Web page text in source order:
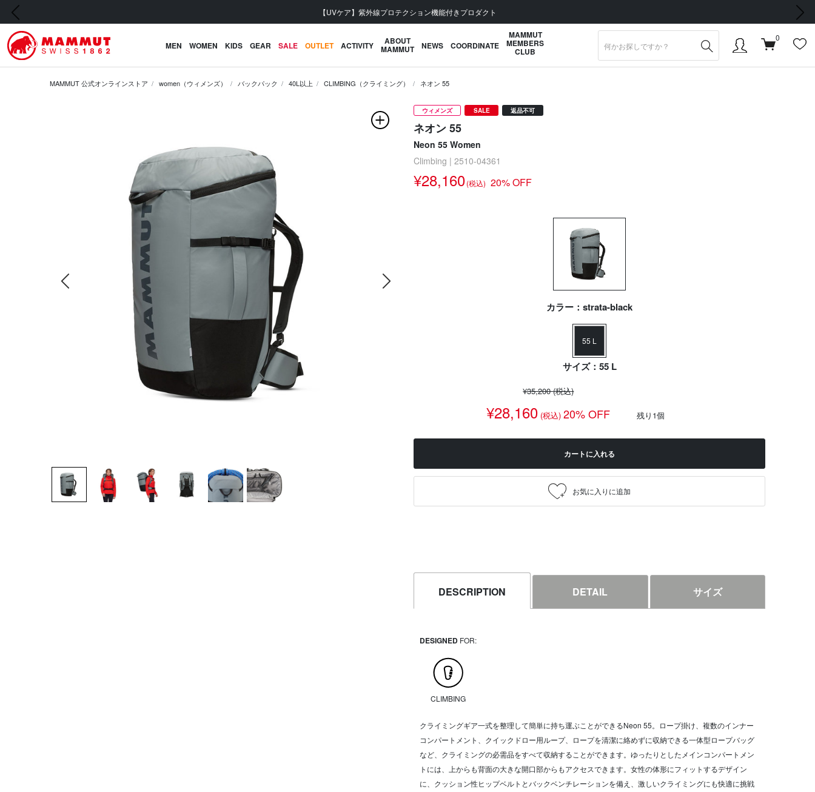
会員登録で【5,500円 (税込) 以上 送料無料】
前の画像 次の画像
MEN WOMEN KIDS GEAR SALE OUTLET ACTIVITY ABOUT
MAMMUT NEWS COORDINATE
MAMMUT
MEMBERS
CLUB
0
MAMMUT 公式オンラインストア women（ウィメンズ） バックパック 40L以上 CLIMBING（クライミング） ネオン 55
ウィメンズ SALE 返品不可
ネオン 55
Neon 55 Women
Climbing | 2510-04361
¥28,160(税込) 20% OFF
カラー：strata-black
55 L
サイズ：55 L
¥35,200(税込)
¥28,160 (税込) 20% OFF 残り1個
カートに入れる
DESCRIPTION DETAIL サイズ
DESIGNED FOR:
CLIMBING
クライミングギア一式を整理して簡単に持ち運ぶことができるNeon 55。ロープ掛け、複数のインナー
コンパートメント、クイックドロー用ループ、ロープを清潔に絡めずに収納できる一体型ロープバッグ
など、クライミングの必需品をすべて収納することができます。ゆったりとしたメインコンパートメン
トには、上からも背面の大きな開口部からもアクセスできます。女性の体形にフィットするデザイン
に、クッション性ヒップベルトとバックベンチレーションを備え、激しいクライミングにも快適に挑戦